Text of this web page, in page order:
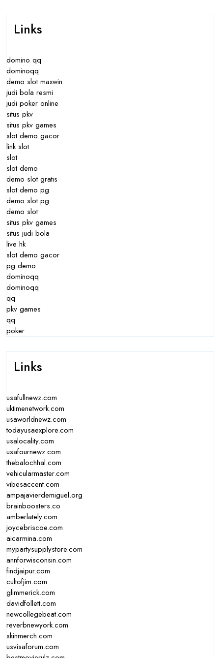
Links
domino qq
dominoqq
demo slot maxwin
judi bola resmi
judi poker online
situs pkv
situs pkv games
slot demo gacor
link slot
slot
slot demo
demo slot gratis
slot demo pg
demo slot pg
demo slot
situs pkv games
situs judi bola
live hk
slot demo gacor
pg demo
dominoqq
dominoqq
qq
pkv games
qq
poker
Links
usafullnewz.com
uktimenetwork.com
usaworldnewz.com
todayusaexplore.com
usalocality.com
usafournewz.com
thebalochhal.com
vehicularmaster.com
vibesaccent.com
ampajavierdemiguel.org
brainboosters.co
amberlately.com
joycebriscoe.com
aicarmina.com
mypartysupplystore.com
annforwisconsin.com
findjaipur.com
cultofjim.com
glimmerick.com
davidfollett.com
newcollegebeat.com
reverbnewyork.com
skinmerch.com
usvisaforum.com